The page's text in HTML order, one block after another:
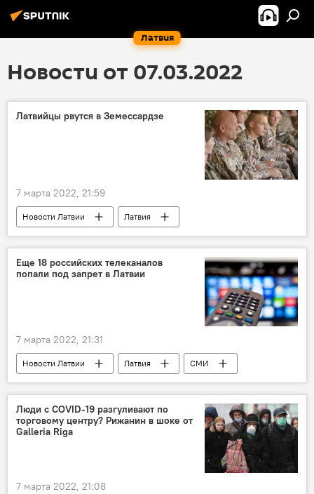
Латвия
Новости от 07.03.2022
Латвийцы рвутся в Земессардзе
7 марта 2022, 21:59
Новости Латвии
Латвия
Земессардзе
Еще 18 российских телеканалов
попали под запрет в Латвии
7 марта 2022, 21:31
Новости Латвии Латвия
СМИ
русскоязычный телеканал
телеканал
русскоязычные СМИ
Люди с COVID-19 разгуливают по
торговому центру? Рижанин в шоке от
Galleria Riga
7 марта 2022, 21:08